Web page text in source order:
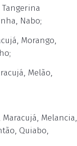
Tangerina
Nabo;
Morango,
Melão,
Maracujá, Melancia,
Quiabo,